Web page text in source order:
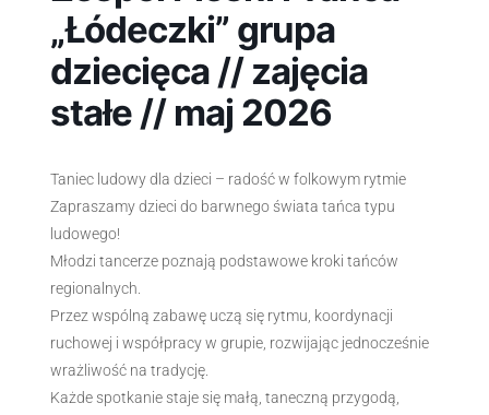
„Łódeczki” grupa
dziecięca // zajęcia
stałe // maj 2026
Taniec ludowy dla dzieci – radość w folkowym rytmie
Zapraszamy dzieci do barwnego świata tańca typu
ludowego!
Młodzi tancerze poznają podstawowe kroki tańców
regionalnych.
Przez wspólną zabawę uczą się rytmu, koordynacji
ruchowej i współpracy w grupie, rozwijając jednocześnie
wrażliwość na tradycję.
Każde spotkanie staje się małą, taneczną przygodą,